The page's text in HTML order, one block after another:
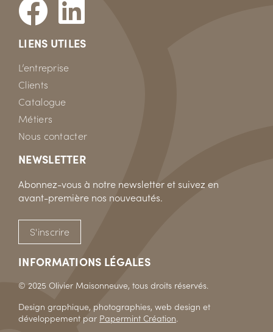
LIENS UTILES
L’entreprise
Clients
Catalogue
Métiers
Nous contacter
NEWSLETTER
Abonnez-vous à notre newsletter et suivez en
avant-première nos nouveautés.
S'inscrire
INFORMATIONS LÉGALES
© 2025 Olivier Maisonneuve, tous droits réservés.
Design graphique, photographies, web design et
développement par Papermint Création.